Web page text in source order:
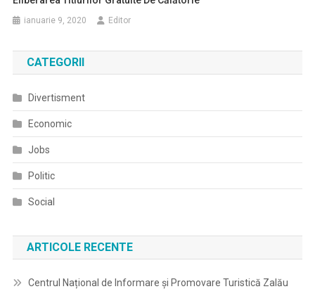
ianuarie 9, 2020 Editor
CATEGORII
Divertisment
Economic
Jobs
Politic
Social
ARTICOLE RECENTE
Centrul Național de Informare și Promovare Turistică Zalău